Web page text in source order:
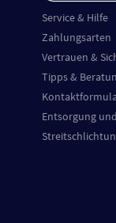
Service & Hilfe
Zahlungsarten
Vertrauen &
Tipps &
Entsorgung